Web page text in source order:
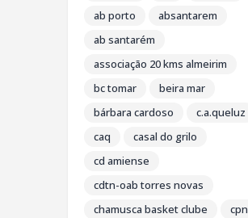
ab porto
absantarem
ab santarém
associação 20 kms almeirim
bc tomar
beira mar
bárbara cardoso
c.a.queluz
caq
casal do grilo
cd amiense
cdtn-oab torres novas
chamusca basket clube
cpn